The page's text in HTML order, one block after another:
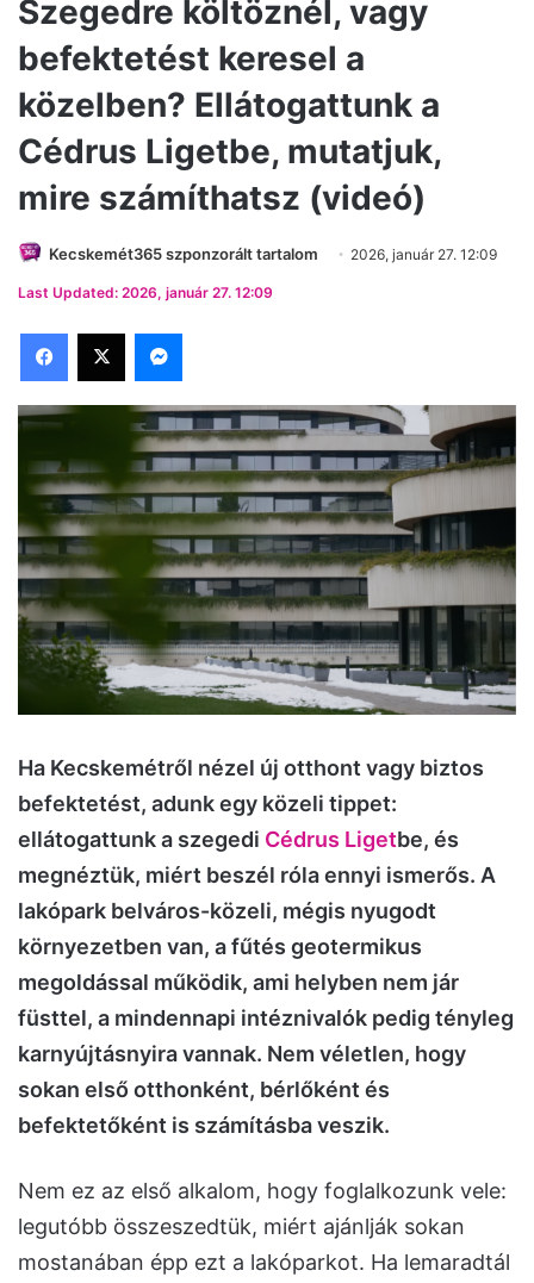
Szegedre költöznél, vagy
befektetést keresel a
közelben? Ellátogattunk a
Cédrus Ligetbe, mutatjuk,
mire számíthatsz (videó)
Kecskemét365 szponzorált tartalom 2026, január 27. 12:09
Last Updated: 2026, január 27. 12:09
Facebook
X Messenger
Ha Kecskemétről nézel új otthont vagy biztos
befektetést, adunk egy közeli tippet:
ellátogattunk a szegedi Cédrus Ligetbe, és
megnéztük, miért beszél róla ennyi ismerős. A
lakópark belváros-közeli, mégis nyugodt
környezetben van, a fűtés geotermikus
megoldással működik, ami helyben nem jár
füsttel, a mindennapi intéznivalók pedig tényleg
karnyújtásnyira vannak. Nem véletlen, hogy
sokan első otthonként, bérlőként és
befektetőként is számításba veszik.
Nem ez az első alkalom, hogy foglalkozunk vele:
legutóbb összeszedtük, miért ajánlják sokan
mostanában épp ezt a lakóparkot. Ha lemaradtál